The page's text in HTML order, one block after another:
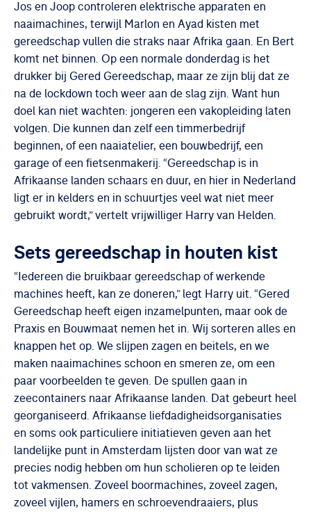
Jos en Joop controleren elektrische apparaten en
naaimachines, terwijl Marlon en Ayad kisten met
gereedschap vullen die straks naar Afrika gaan. En Bert
komt net binnen. Op een normale donderdag is het
drukker bij Gered Gereedschap, maar ze zijn blij dat ze
na de lockdown toch weer aan de slag zijn. Want hun
doel kan niet wachten: jongeren een vakopleiding laten
volgen. Die kunnen dan zelf een timmerbedrijf
beginnen, of een naaiatelier, een bouwbedrijf, een
garage of een fietsenmakerij. “Gereedschap is in
Afrikaanse landen schaars en duur, en hier in Nederland
ligt er in kelders en in schuurtjes veel wat niet meer
gebruikt wordt,” vertelt vrijwilliger Harry van Helden.
Sets gereedschap in houten kist
“Iedereen die bruikbaar gereedschap of werkende
machines heeft, kan ze doneren,” legt Harry uit. “Gered
Gereedschap heeft eigen inzamelpunten, maar ook de
Praxis en Bouwmaat nemen het in. Wij sorteren alles en
knappen het op. We slijpen zagen en beitels, en we
maken naaimachines schoon en smeren ze, om een
paar voorbeelden te geven. De spullen gaan in
zeecontainers naar Afrikaanse landen. Dat gebeurt heel
georganiseerd. Afrikaanse liefdadigheidsorganisaties
en soms ook particuliere initiatieven geven aan het
landelijke punt in Amsterdam lijsten door van wat ze
precies nodig hebben om hun scholieren op te leiden
tot vakmensen. Zoveel boormachines, zoveel zagen,
zoveel vijlen, hamers en schroevendraaiers, plus